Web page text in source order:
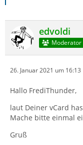
edvoldi
Moderator
26. Januar 2021 um 16:13
Hallo FrediThunder,
laut Deiner vCard
Mache bitte einmal
Gruß